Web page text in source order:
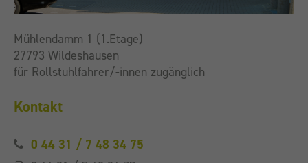
Mühlendamm 1 (1.Etage)
27793 Wildeshausen
für Rollstuhlfahrer/-innen zugänglich
Kontakt
0 44 31 / 7 48 34 75